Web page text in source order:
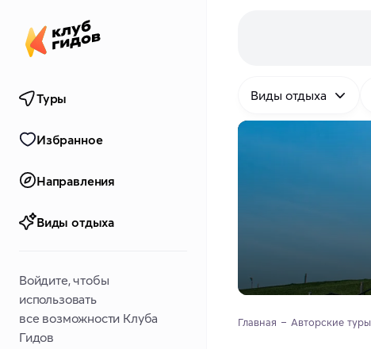
Туры
Избранное
Направления
Виды отдыха
Войдите, чтобы
использовать
все возможности Клуба
Гидов
Виды отдыха
Главная Авторские туры